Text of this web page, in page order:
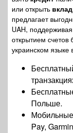
или открыть вклад
предлагает
UAH,
открытием счетов
украинском языке
Польше.
Pay,